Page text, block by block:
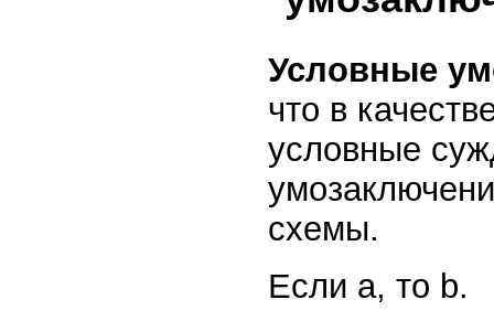
Условные
что в
условные
схемы.
Если а, то b.